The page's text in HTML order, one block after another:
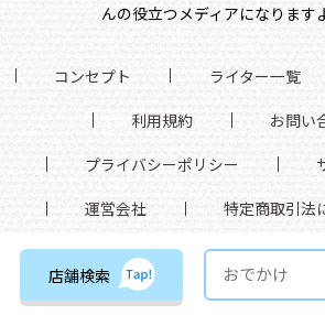
店舗検索
んの役立つメディアになりま
コンセプト ライター一覧
利用規約 お問い
プライバシーポリシー
運営会社 特定商取引法